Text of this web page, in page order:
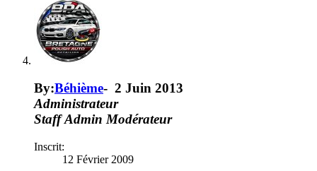
By:Béhième- 2 Juin 2013
Administrateur
Staff Admin Modérateur
Inscrit:
12 Février 2009